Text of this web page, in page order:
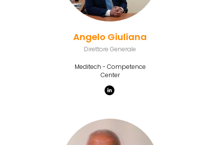
Angelo Giuliana
Direttore Generale
Meditech - Competence
Center